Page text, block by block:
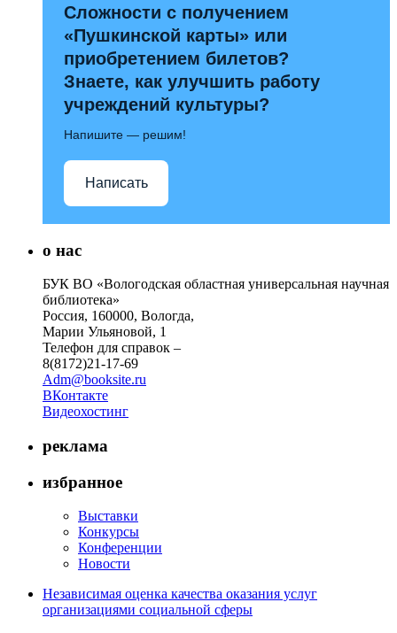
Сложности с получением
«Пушкинской карты» или
приобретением билетов?
Знаете, как улучшить работу
учреждений культуры?
Напишите — решим!
Написать
о нас
БУК ВО «Вологодская областная универсальная научная
библиотека»
Россия, 160000, Вологда,
Марии Ульяновой, 1
Телефон для справок –
8(8172)21-17-69
Adm@booksite.ru
ВКонтакте
Видеохостинг
реклама
избранное
Выставки
Конкурсы
Конференции
Новости
Независимая оценка качества оказания услуг
организациями социальной сферы